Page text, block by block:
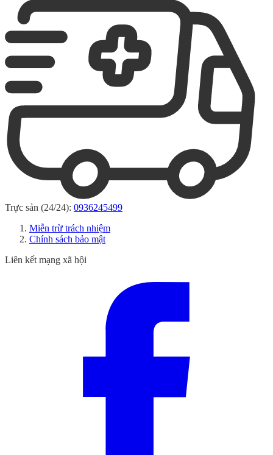
Trực sản (24/24): 0936245499
Miễn trừ trách nhiệm
Chính sách bảo mật
Liên kết mạng xã hội